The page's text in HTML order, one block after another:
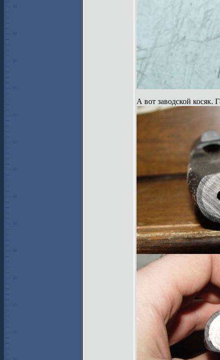
А вот заводской